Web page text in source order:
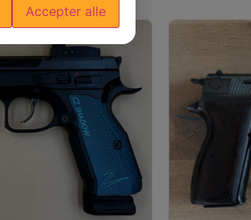
Accepter alle